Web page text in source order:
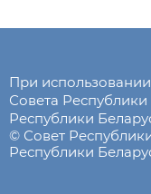
При
Совета
Республики
© Совет
Республики